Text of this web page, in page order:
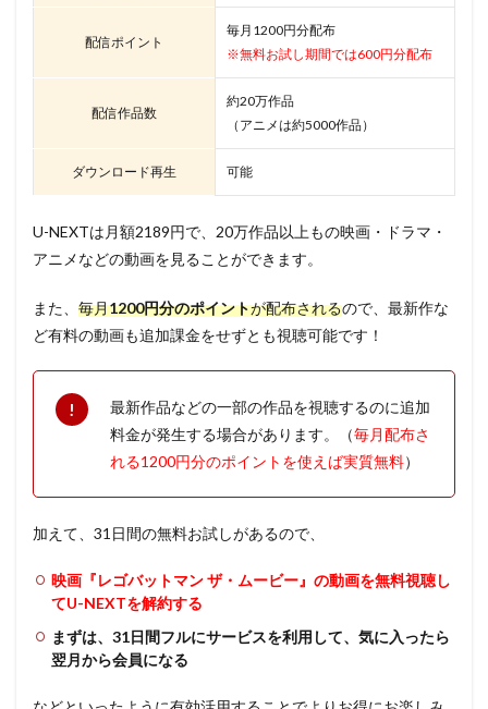
配信ポイント
毎月1200円分配布
※無料お試し期間では600円分配布
配信作品数
約20万作品
（アニメは約5000作品）
ダウンロード再生 可能
U-NEXTは月額2189円で、20万作品以上もの映画・ドラマ・
アニメなどの動画を見ることができます。
また、 毎月1200円分のポイントが配布されるので、最新作な
ど有料の動画も追加課金をせずとも視聴可能です！
最新作品などの一部の作品を視聴するのに追加
料金が発生する場合があります。（毎月配布さ
れる1200円分のポイントを使えば実質無料）
加えて、31日間の無料お試しがあるので、
映画『レゴバットマン ザ・ムービー』の動画を無料視聴し
てU-NEXTを解約する
まずは、31日間フルにサービスを利用して、気に入ったら
翌月から会員になる